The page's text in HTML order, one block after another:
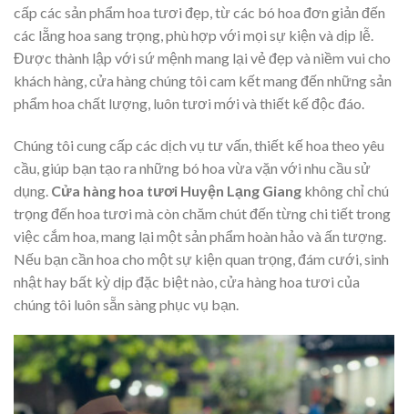
cấp các sản phẩm hoa tươi đẹp, từ các bó hoa đơn giản đến
các lẵng hoa sang trọng, phù hợp với mọi sự kiện và dịp lễ.
Được thành lập với sứ mệnh mang lại vẻ đẹp và niềm vui cho
khách hàng, cửa hàng chúng tôi cam kết mang đến những sản
phẩm hoa chất lượng, luôn tươi mới và thiết kế độc đáo.
Chúng tôi cung cấp các dịch vụ tư vấn, thiết kế hoa theo yêu
cầu, giúp bạn tạo ra những bó hoa vừa vặn với nhu cầu sử
dụng. Cửa hàng hoa tươi Huyện Lạng Giang không chỉ chú
trọng đến hoa tươi mà còn chăm chút đến từng chi tiết trong
việc cắm hoa, mang lại một sản phẩm hoàn hảo và ấn tượng.
Nếu bạn cần hoa cho một sự kiện quan trọng, đám cưới, sinh
nhật hay bất kỳ dịp đặc biệt nào, cửa hàng hoa tươi của
chúng tôi luôn sẵn sàng phục vụ bạn.